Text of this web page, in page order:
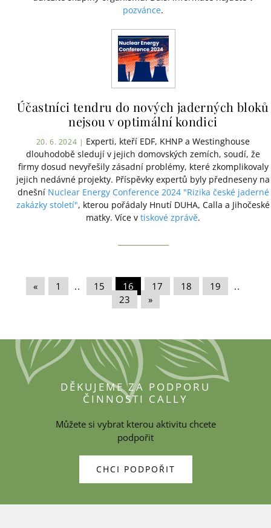
pozvánce.
Účastníci tendru do nových jaderných bloků
nejsou v optimální kondici
20. 6. 2024 | Experti, kteří EDF, KHNP a Westinghouse
dlouhodobě sledují v jejich domovských zemích, soudí, že
firmy dosud nevyřešily zásadní problémy, které zkomplikovaly
jejich nedávné projekty. Příspěvky expertů byly předneseny na
dnešní Nuclear Energy Conference 2024 "Rizika české jaderné
zakázky století", kterou pořádaly Hnutí DUHA, Calla a Jihočeské
matky. Více v tiskové zprávě.
« 1 .. 15 16 17 18 19 ..
23
»
DĚKUJEME ZA PODPORU
ČINNOSTI CALLY
Můžete si vybrat kterou aktivitu chcete
podpořit
CHCI PODPOŘIT